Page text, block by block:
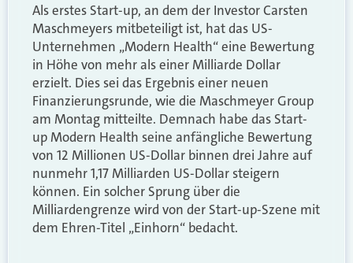
Als erstes Start-up, an dem der Investor Carsten
Maschmeyers mitbeteiligt ist, hat das US-
Unternehmen „Modern Health“ eine Bewertung
in Höhe von mehr als einer Milliarde Dollar
erzielt. Dies sei das Ergebnis einer neuen
Finanzierungsrunde, wie die Maschmeyer Group
am Montag mitteilte. Demnach habe das Start-
up Modern Health seine anfängliche Bewertung
von 12 Millionen US-Dollar binnen drei Jahre auf
nunmehr 1,17 Milliarden US-Dollar steigern
können. Ein solcher Sprung über die
Milliardengrenze wird von der Start-up-Szene mit
dem Ehren-Titel „Einhorn“ bedacht.